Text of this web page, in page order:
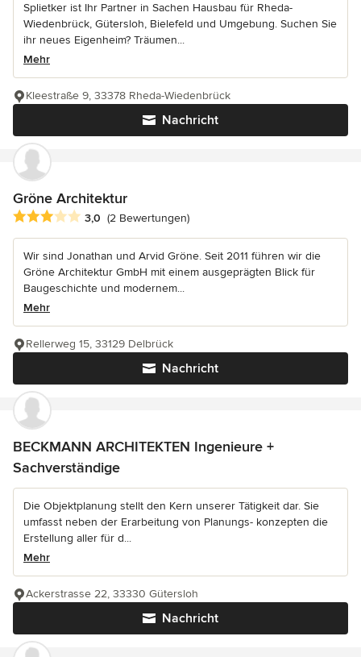
Splietker ist Ihr Partner in Sachen Hausbau für Rheda-
Wiedenbrück, Gütersloh, Bielefeld und Umgebung. Suchen Sie
ihr neues Eigenheim? Träumen...
Mehr
Nachricht
Kleestraße 9, 33378 Rheda-Wiedenbrück
Gröne Architektur
Durchschnittliche Bewertung: 3 von 5 Sternen
3,0 (2 Bewertungen)
Wir sind Jonathan und Arvid Gröne. Seit 2011 führen wir die
Gröne Architektur GmbH mit einem ausgeprägten Blick für
Baugeschichte und modernem...
Mehr
Nachricht
Rellerweg 15, 33129 Delbrück
BECKMANN ARCHITEKTEN Ingenieure +
Sachverständige
Die Objektplanung stellt den Kern unserer Tätigkeit dar. Sie
umfasst neben der Erarbeitung von Planungs- konzepten die
Erstellung aller für d...
Mehr
Nachricht
Ackerstrasse 22, 33330 Gütersloh